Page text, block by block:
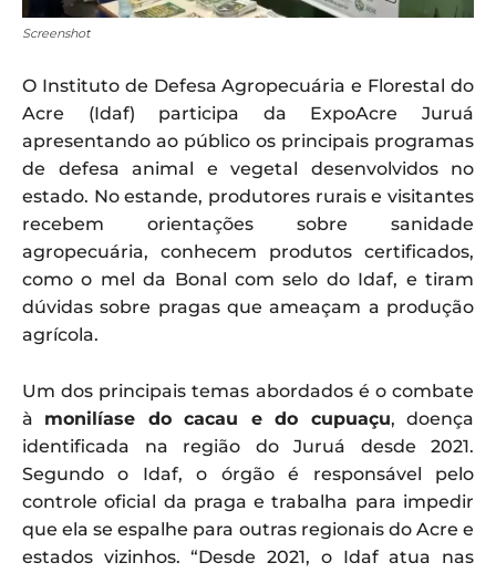
Screenshot
O Instituto de Defesa Agropecuária e Florestal do
Acre (Idaf) participa da ExpoAcre Juruá
apresentando ao público os principais programas
de defesa animal e vegetal desenvolvidos no
estado. No estande, produtores rurais e visitantes
recebem orientações sobre sanidade
agropecuária, conhecem produtos certificados,
como o mel da Bonal com selo do Idaf, e tiram
dúvidas sobre pragas que ameaçam a produção
agrícola.
Um dos principais temas abordados é o combate
à monilíase do cacau e do cupuaçu, doença
identificada na região do Juruá desde 2021.
Segundo o Idaf, o órgão é responsável pelo
controle oficial da praga e trabalha para impedir
que ela se espalhe para outras regionais do Acre e
estados vizinhos. “Desde 2021, o Idaf atua nas